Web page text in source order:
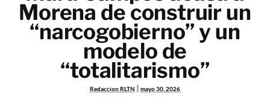
Morena de construir un
“narcogobierno” y un
modelo de
“totalitarismo”
Redaccion RLTN mayo 30, 2026